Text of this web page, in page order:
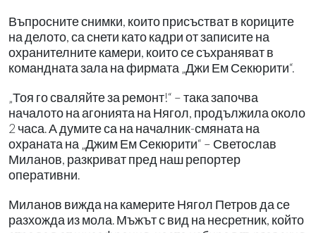
Въпросните снимки, които присъстват в кориците
на делото, са снети като кадри от записите на
охранителните камери, които се съхраняват в
командната зала на фирмата „Джи Ем Секюрити“.
„Тоя го сваляйте за ремонт!“ – така започва
началото на агонията на Нягол, продължила около
2 часа. А думите са на началник-смяната на
охраната на „Джим Ем Секюрити“ – Светослав
Миланов, разкриват пред наш репортер
оперативни.
Миланов вижда на камерите Нягол Петров да се
разхожда из мола. Мъжът с вид на несретник, който